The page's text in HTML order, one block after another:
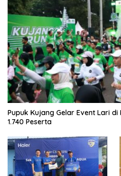
Pupuk Kujang Gelar Event Lari
1.740 Peserta